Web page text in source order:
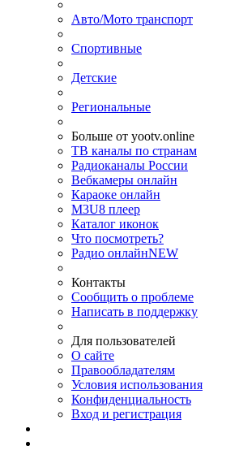
Авто/Мото транспорт
Спортивные
Детские
Региональные
Больше от yootv.online
ТВ каналы по странам
Радиоканалы России
Вебкамеры онлайн
Караоке онлайн
M3U8 плеер
Каталог иконок
Что посмотреть?
Радио онлайнNEW
Контакты
Сообщить о проблеме
Написать в поддержку
Для пользователей
О сайте
Правообладателям
Условия использования
Конфиденциальность
Вход и регистрация